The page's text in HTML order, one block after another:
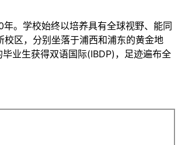
。学校始终以培养具有全球视野、能同
区，分别坐落于浦西和浦东的黄金地
业生获得双语国际(IBDP)，足迹遍布全